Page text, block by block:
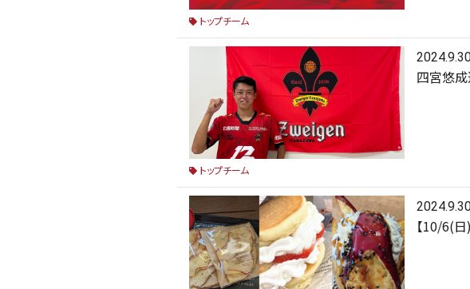
トップチーム
四宮悠
トップチーム
【10/6(